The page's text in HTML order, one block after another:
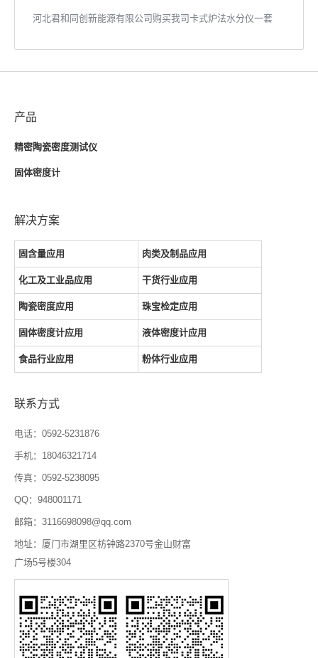
河北君和同创新能源有限公司购买我司卡式炉法水分仪一套
产品
精密陶瓷密度测试仪
固体密度计
解决方案
固含量应用 肉类及制品应用
化工及工业品应用 干货行业应用
陶瓷密度应用 珠宝检定应用
固体密度计应用 液体密度计应用
食品行业应用 粉体行业应用
联系方式
电话：0592-5231876
手机：18046321714
传真：0592-5238095
QQ：948001171
邮箱：3116698098@qq.com
地址：厦门市湖里区枋钟路2370号金山财富
广场5号楼304